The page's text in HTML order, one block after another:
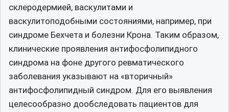
склеродермией, васкулитами и
васкулитоподобными состояниями, например, при
синдроме Бехчета и болезни Крона. Таким образом,
клинические проявления антифосфолипидного
синдрома на фоне другого ревматического
заболевания указывают на «вторичный»
антифосфолипидный синдром. Для его выявления
целесообразно дообследовать пациентов для